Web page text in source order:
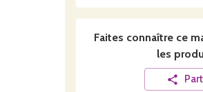
Faites connaître ce
les